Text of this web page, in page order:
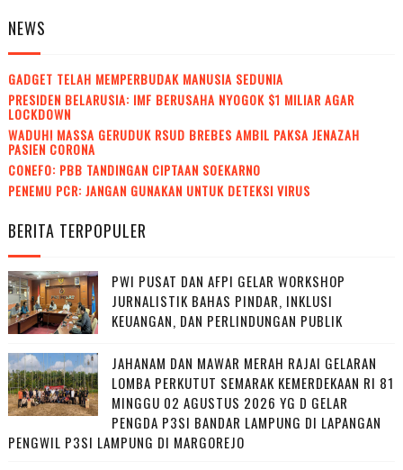
NEWS
GADGET TELAH MEMPERBUDAK MANUSIA SEDUNIA
PRESIDEN BELARUSIA: IMF BERUSAHA NYOGOK $1 MILIAR AGAR
LOCKDOWN
WADUH! MASSA GERUDUK RSUD BREBES AMBIL PAKSA JENAZAH
PASIEN CORONA
CONEFO: PBB TANDINGAN CIPTAAN SOEKARNO
PENEMU PCR: JANGAN GUNAKAN UNTUK DETEKSI VIRUS
BERITA TERPOPULER
PWI PUSAT DAN AFPI GELAR WORKSHOP
JURNALISTIK BAHAS PINDAR, INKLUSI
KEUANGAN, DAN PERLINDUNGAN PUBLIK
JAHANAM DAN MAWAR MERAH RAJAI GELARAN
LOMBA PERKUTUT SEMARAK KEMERDEKAAN RI 81
MINGGU 02 AGUSTUS 2026 YG D GELAR
PENGDA P3SI BANDAR LAMPUNG DI LAPANGAN
PENGWIL P3SI LAMPUNG DI MARGOREJO